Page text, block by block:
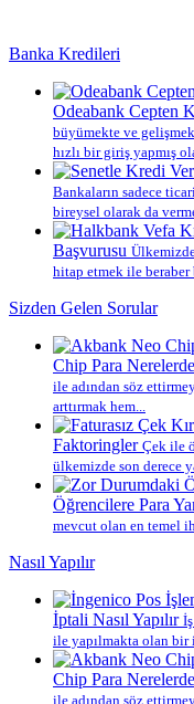
Banka Kredileri
Odeabank Cepten
büyümekte ve
hızlı bir giriş yapmış
Bankaların sadece
bireysel olarak da
Başvurusu
hitap etmek ile beraber
Sizden Gelen Sorular
Chip Para
ile adından söz
arttırmak hem...
Faktoringler Çek ile
ülkemizde son derece
Öğrencilere Para
mevcut olan en temel
Nasıl Yapılır
İptali Nasıl Yapılır
ile yapılmakta olan bir
Chip Para
ile adından söz